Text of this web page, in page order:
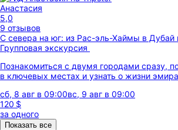
Анастасия
5,0
9 отзывов
С севера на юг: из Рас-эль-Хаймы в Дубай
Групповая экскурсия
Познакомиться с двумя городами сразу,
в ключевых местах и узнать о жизни
сб, 8 авг в 09:00вс, 9 авг в 09:00
120 $
за одного
Показать все